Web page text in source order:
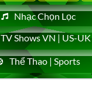
Nhạc Chọn Lọc
TV Shows VN | US-UK
Thể Thao | Sports